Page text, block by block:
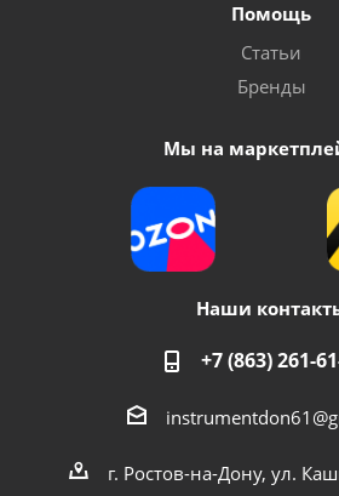
Помощь
Статьи
Бренды
Мы на
Наши
+7 (863) 261-
г. Ростов-на-Дону, ул.